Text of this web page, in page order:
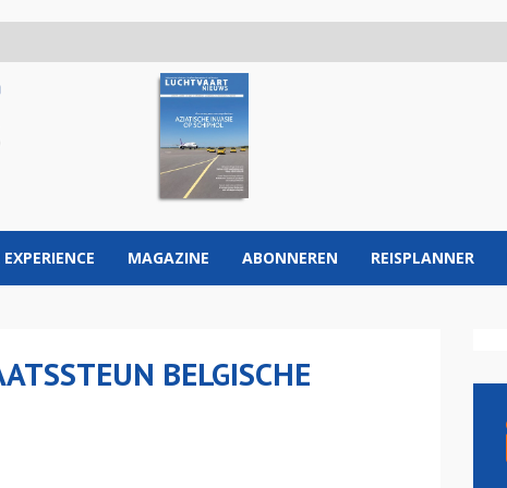
EXPERIENCE MAGAZINE ABONNEREN REISPLANNER
BELGISCHE